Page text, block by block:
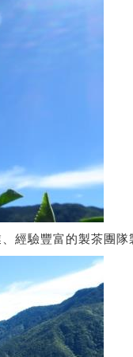
經驗豐富的製茶團隊